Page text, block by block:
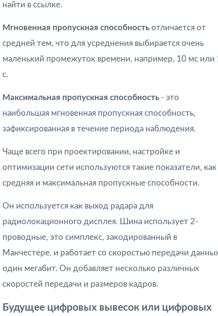
найти в ссылке.
Мгновенная пропускная способность отличается от
средней тем, что для ус­реднения выбирается очень
маленький промежуток времени, например, 10 мс или
с.
Максимальная пропускная способность - это
наибольшая мгновенная пропуск­ная способность,
зафиксированная в течение периода наблюдения.
Чаще всего при проектировании, настройке и
оптимизации сети используются такие показатели, как
средняя и максимальная пропускные способности.
Он используется как выход радара для
радиолокационного дисплея. Шина использует 2-
проводные, это симплекс, закодированный в
Манчестере, и работает со скоростью передачи
один мегабит. Он добавляет несколько различных
скоростей передачи и размеров кадров.
Будущее цифровых вывесок или цифровых